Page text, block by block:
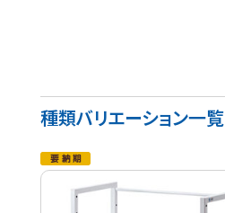
種類バリエーション一覧